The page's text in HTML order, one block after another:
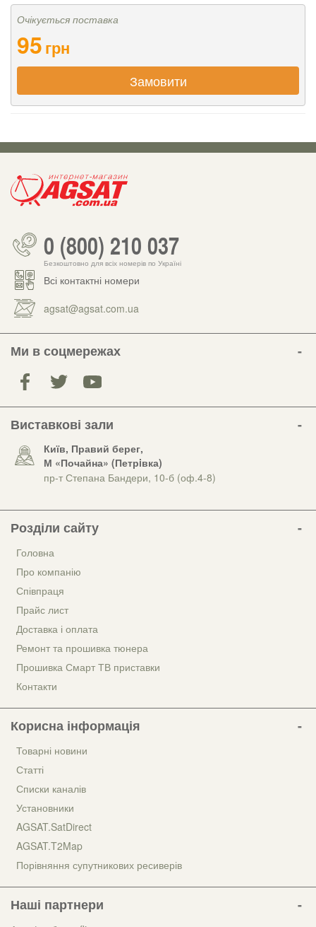
Очікується поставка
95грн
Замовити
0 (800) 210 037
Безкоштовно для всіх номерів по Україні
Всі контактні номери
agsat@agsat.com.ua
Ми в соцмережах
Виставкові зали
Київ, Правий берег,
М «Почайна» (Петрiвка)
пр-т Степана Бандери, 10-б (оф.4-8)
Розділи сайту
Головна
Про компанію
Співпраця
Прайс лист
Доставка і оплата
Ремонт та прошивка тюнера
Прошивка Смарт ТВ приставки
Контакти
Корисна інформація
Товарні новини
Статті
Списки каналів
Установники
AGSAT.SatDirect
AGSAT.T2Map
Порівняння супутникових ресиверів
Наші партнери